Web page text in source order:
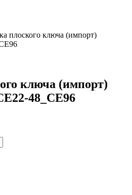
плоского ключа (импорт)
ключа (импорт)
48_CE96